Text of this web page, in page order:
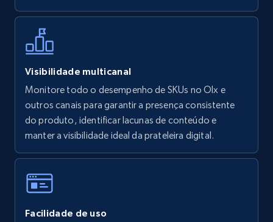
using specific category URL
URL, Final price, Sku, Currency, Gtin,
Specifications, Image urls, Top reviews, and
more.
5.6K+ 875+ Comece agora
Walmart - products - Collects products by
Visibilidade multicanal
Monitore todo o desempenho de SKUs no Olx e
outros canais para garantir a presença consistente
do produto, identificar lacunas de conteúdo e
manter a visibilidade ideal da prateleira digital.
Facilidade de uso